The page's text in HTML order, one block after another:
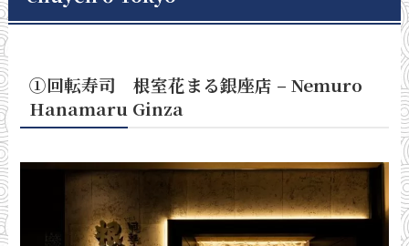
①回転寿司 根室花まる銀座店 – Nemuro
Hanamaru Ginza